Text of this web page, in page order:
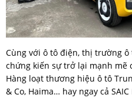
Cùng với ô tô điện, thị trường ô
chứng kiến sự trở lại mạnh mẽ
Hàng loạt thương hiệu ô tô
& Co, Haima… hay ngay cả